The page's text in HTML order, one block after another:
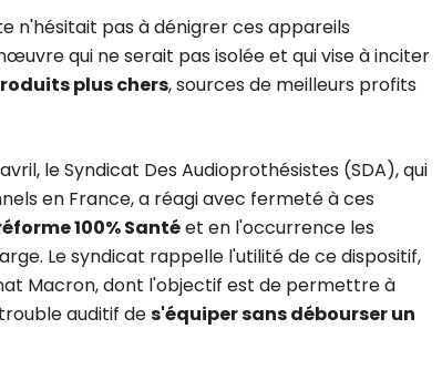
n'hésitait pas à dénigrer ces appareils
qui ne serait pas isolée et qui vise à inciter
plus chers, sources de meilleurs profits
le Syndicat Des Audioprothésistes (SDA), qui
en France, a réagi avec fermeté à ces
100% Santéet en l'occurrence les
Le syndicat rappelle l'utilité de ce dispositif,
Macron, dont l'objectif est de permettre à
auditif des'équiper sans débourser un